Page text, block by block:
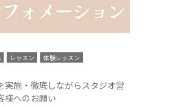
レッスン
体験レッスン
実施・徹底しながらスタジオ営
様へのお願い